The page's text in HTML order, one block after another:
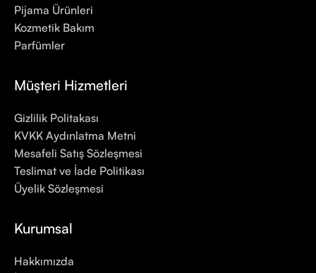
Pijama Ürünleri
Kozmetik Bakım
Parfümler
Müşteri Hizmetleri
Gizlilik Politakası
KVKK Aydınlatma Metni
Mesafeli Satış Sözleşmesi
Teslimat ve İade Politikası
Üyelik Sözleşmesi
Kurumsal
Hakkımızda